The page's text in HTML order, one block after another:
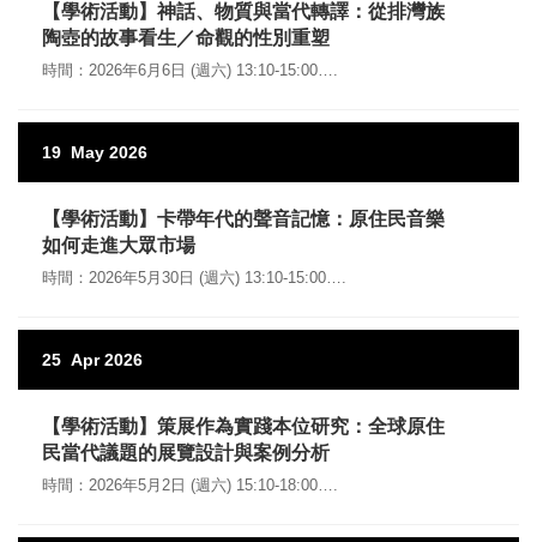
【學術活動】神話、物質與當代轉譯：從排灣族
陶壺的故事看生／命觀的性別重塑
時間：2026年6月6日 (週六) 13:10-15:00….
19 May 2026
【學術活動】卡帶年代的聲音記憶：原住民音樂
如何走進大眾市場
時間：2026年5月30日 (週六) 13:10-15:00….
25 Apr2026
【學術活動】策展作為實踐本位研究：全球原住
民當代議題的展覽設計與案例分析
時間：2026年5月2日 (週六) 15:10-18:00….